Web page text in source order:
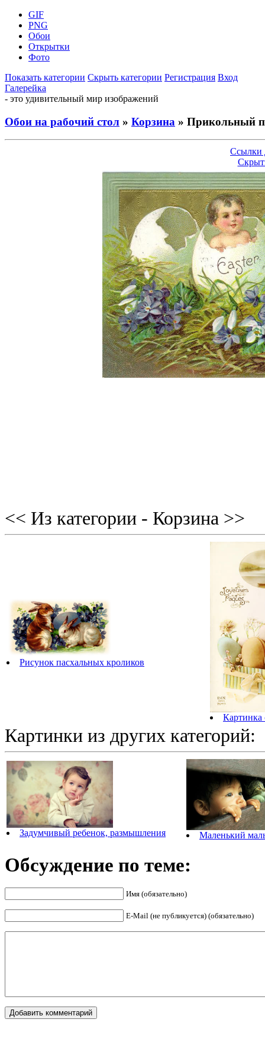
GIF
PNG
Обои
Открытки
Фото
Показать категории Скрыть категории Регистрация Вход
Галерейка
- это удивительный мир изображений
Обои на рабочий стол » Корзина » Прикольный
Ссылки
<< Из категории - Корзина >>
Рисунок пасхальных кроликов
Картинка
Картинки из других категорий:
Задумчивый ребенок, размышления Маленький
Обсуждение по теме:
Имя (обязательно)
E-Mail (не публикуется) (обязательно)